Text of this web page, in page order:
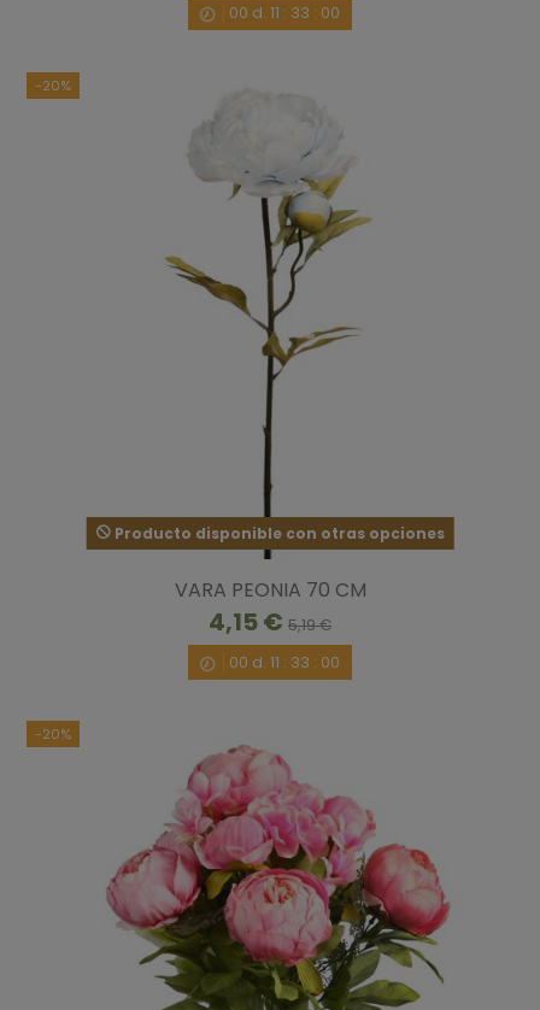
00 d. 11 : 32 : 59
-20%
Producto disponible con otras opciones
VARA PEONIA 70 CM
4,15 € 5,19 €
00 d. 11 : 32 : 59
-20%